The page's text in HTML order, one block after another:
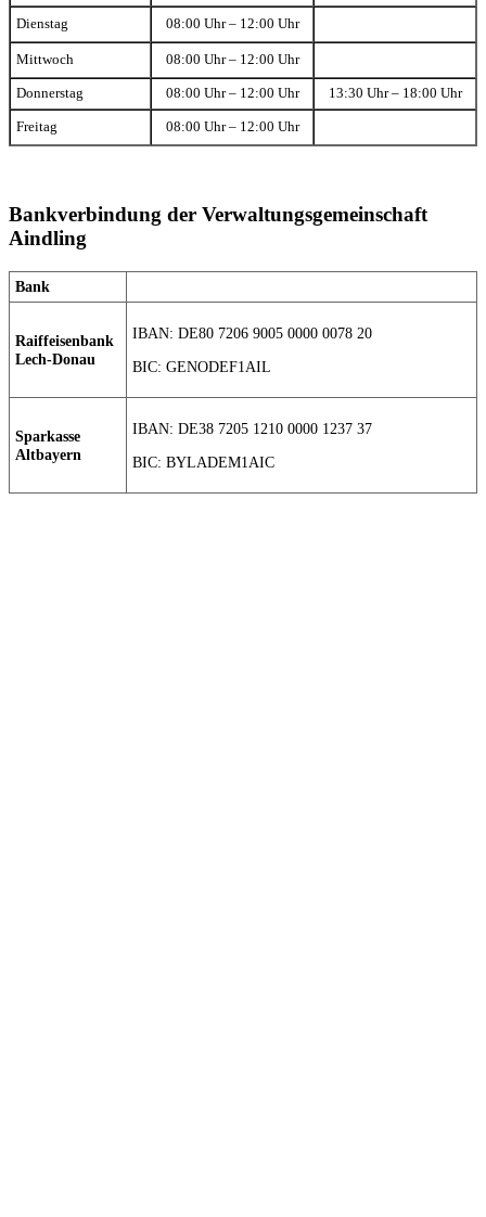
Dienstag 08:00 Uhr – 12:00 Uhr
Mittwoch 08:00 Uhr – 12:00 Uhr
Donnerstag 08:00 Uhr – 12:00 Uhr 13:30 Uhr – 18:00 Uhr
Freitag 08:00 Uhr – 12:00 Uhr
Bankverbindung der Verwaltungsgemeinschaft
Aindling
Bank
Raiffeisenbank
Lech-Donau
IBAN: DE80 7206 9005 0000 0078 20
BIC: GENODEF1AIL
Sparkasse
Altbayern
IBAN: DE38 7205 1210 0000 1237 37
BIC: BYLADEM1AIC